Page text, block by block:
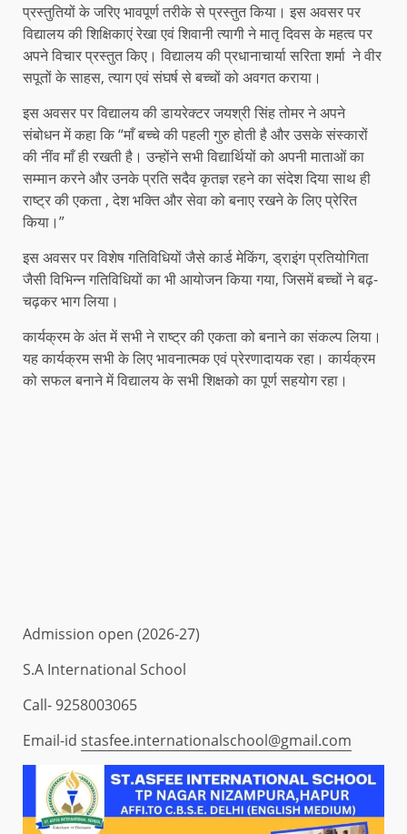
प्रस्तुतियों के जरिए भावपूर्ण तरीके से प्रस्तुत किया। इस अवसर पर
विद्यालय की शिक्षिकाएं रेखा एवं शिवानी त्यागी ने मातृ दिवस के महत्व पर
अपने विचार प्रस्तुत किए। विद्यालय की प्रधानाचार्या सरिता शर्मा ने वीर
सपूतों के साहस, त्याग एवं संघर्ष से बच्चों को अवगत कराया।
इस अवसर पर विद्यालय की डायरेक्टर जयश्री सिंह तोमर ने अपने
संबोधन में कहा कि “माँ बच्चे की पहली गुरु होती है और उसके संस्कारों
की नींव माँ ही रखती है। उन्होंने सभी विद्यार्थियों को अपनी माताओं का
सम्मान करने और उनके प्रति सदैव कृतज्ञ रहने का संदेश दिया साथ ही
राष्ट्र की एकता , देश भक्ति और सेवा को बनाए रखने के लिए प्रेरित
किया।”
इस अवसर पर विशेष गतिविधियों जैसे कार्ड मेकिंग, ड्राइंग प्रतियोगिता
जैसी विभिन्न गतिविधियों का भी आयोजन किया गया, जिसमें बच्चों ने बढ़-
चढ़कर भाग लिया।
कार्यक्रम के अंत में सभी ने राष्ट्र की एकता को बनाने का संकल्प लिया।
यह कार्यक्रम सभी के लिए भावनात्मक एवं प्रेरणादायक रहा। कार्यक्रम
को सफल बनाने में विद्यालय के सभी शिक्षको का पूर्ण सहयोग रहा।
Admission open (2026-27)
S.A International School
Call- 9258003065
Email-id stasfee.internationalschool@gmail.com